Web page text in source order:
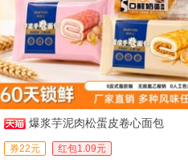
爆浆芋泥肉松蛋皮卷心面包
券22元 红包1.09元